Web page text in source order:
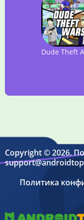
Dude Theft
Copyright © 2026.
Политика